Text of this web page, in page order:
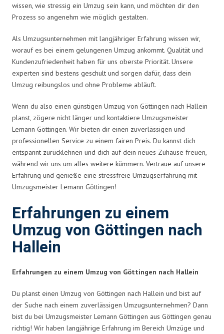
wissen, wie stressig ein Umzug sein kann, und möchten dir den
Prozess so angenehm wie möglich gestalten.
Als Umzugsunternehmen mit langjähriger Erfahrung wissen wir,
worauf es bei einem gelungenen Umzug ankommt. Qualität und
Kundenzufriedenheit haben für uns oberste Priorität. Unsere
experten sind bestens geschult und sorgen dafür, dass dein
Umzug reibungslos und ohne Probleme abläuft.
Wenn du also einen günstigen Umzug von Göttingen nach Hallein
planst, zögere nicht länger und kontaktiere Umzugsmeister
Lemann Göttingen. Wir bieten dir einen zuverlässigen und
professionellen Service zu einem fairen Preis. Du kannst dich
entspannt zurücklehnen und dich auf dein neues Zuhause freuen,
während wir uns um alles weitere kümmern. Vertraue auf unsere
Erfahrung und genieße eine stressfreie Umzugserfahrung mit
Umzugsmeister Lemann Göttingen!
Erfahrungen zu einem
Umzug von Göttingen nach
Hallein
Erfahrungen zu einem Umzug von Göttingen nach Hallein
Du planst einen Umzug von Göttingen nach Hallein und bist auf
der Suche nach einem zuverlässigen Umzugsunternehmen? Dann
bist du bei Umzugsmeister Lemann Göttingen aus Göttingen genau
richtig! Wir haben langjährige Erfahrung im Bereich Umzüge und